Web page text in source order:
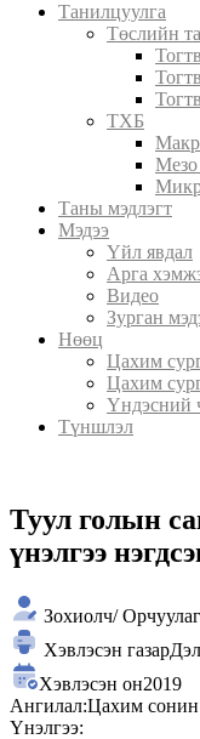
Танилцуулга
Төслийн
ТХБ
Таны мэдлэгт
Мэдээ
Үйл явдал
Арга
Видео
Зурган
Нөөц
Цахим
Цахим
Үндэсний
Түншлэл
Туул голын
үнэлгээ
Зохиолч/
Хэвлэсэн газар
Хэвлэсэн он2019
Ангилал:Цахим сонин
Үнэлгээ: